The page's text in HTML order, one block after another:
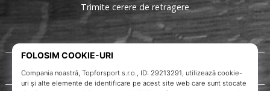
Despre noi
Trimite cerere de retragere